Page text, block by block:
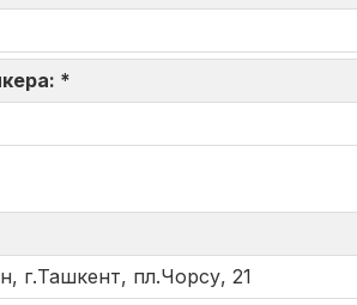
*
г.Ташкент, пл.Чорсу, 21